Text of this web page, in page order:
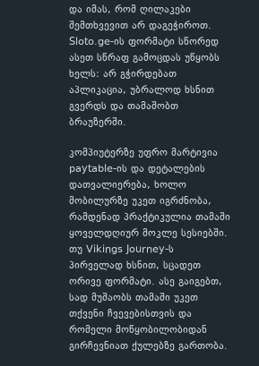
და იმას, რომ ღილაკები
შემთხვევით არ დაგეჭიროთ.
Sloto.ge-ის ფორმატი სწორედ
ასეთ სწრაფ გამოცდას უწყობს
ხელს: არ გჭირდებათ
აპლიკაცია, უბრალოდ ხსნით
გვერდს და თამაშობთ
ბრაუზერში.
კომპიუტერზე უფრო მარტივია
paytable-ის და დეტალების
დათვალიერება, ხოლო
მობილურზე უკეთ იგრძნობა,
რამდენად პრაქტიკულია თამაში
ყოველდღიურ მოკლე სესიებში.
თუ Vikings Journey-ს
პირველად ხსნით, სცადეთ
ორივე ფორმატი. ასე გაიგებთ,
სად მუშაობს თამაში უკეთ
თქვენი ჩვევებისთვის და
რომელი მოწყობილობიდან
გირჩევნიათ ქულებზე გართობა.